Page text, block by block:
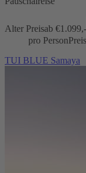
Alter Preisab €1.099,-
pro Person
TUI BLUE Samaya